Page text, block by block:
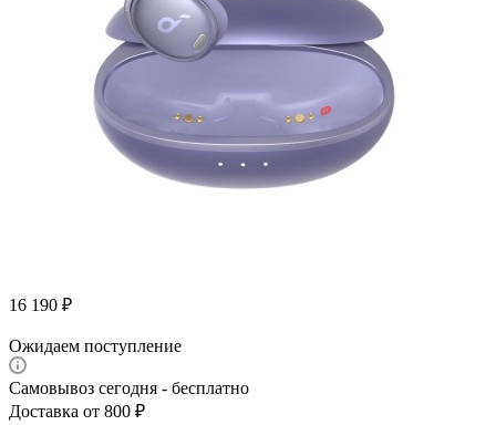
16 190 ₽
Ожидаем поступление
Самовывоз сегодня - бесплатно
Доставка от 800 ₽